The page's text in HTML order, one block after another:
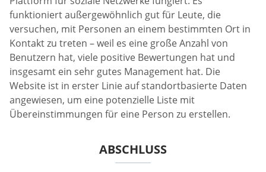
funktioniert außergewöhnlich gut für Leute, die
versuchen, mit Personen an einem bestimmten Ort in
Kontakt zu treten – weil es eine große Anzahl von
Benutzern hat, viele positive Bewertungen hat und
insgesamt ein sehr gutes Management hat. Die
Website ist in erster Linie auf standortbasierte Daten
angewiesen, um eine potenzielle Liste mit
Übereinstimmungen für eine Person zu erstellen.
ABSCHLUSS